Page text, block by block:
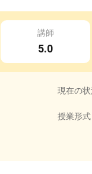
講師
5.0
現在の状
授業形式